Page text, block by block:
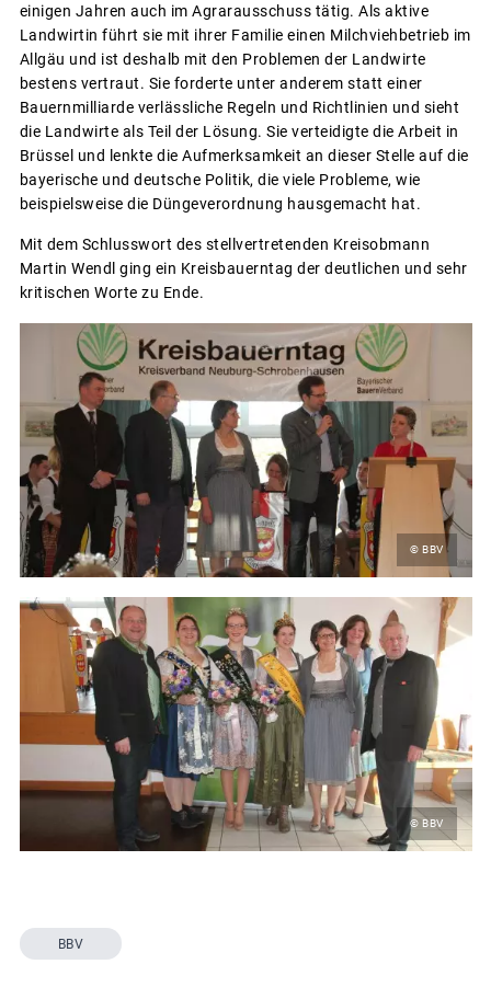
einigen Jahren auch im Agrarausschuss tätig. Als aktive
Landwirtin führt sie mit ihrer Familie einen Milchviehbetrieb im
Allgäu und ist deshalb mit den Problemen der Landwirte
bestens vertraut. Sie forderte unter anderem statt einer
Bauernmilliarde verlässliche Regeln und Richtlinien und sieht
die Landwirte als Teil der Lösung. Sie verteidigte die Arbeit in
Brüssel und lenkte die Aufmerksamkeit an dieser Stelle auf die
bayerische und deutsche Politik, die viele Probleme, wie
beispielsweise die Düngeverordnung hausgemacht hat.
Mit dem Schlusswort des stellvertretenden Kreisobmann
Martin Wendl ging ein Kreisbauerntag der deutlichen und sehr
kritischen Worte zu Ende.
© BBV
© BBV
BBV